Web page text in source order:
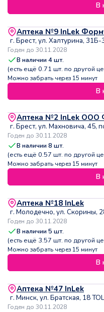
В
Аптека №9 InLek
г. Брест, ул. Халтурина, 31Б-
Годен до 30.11.2028
В наличии4шт.
(есть ещё 0.71 шт. по другой
Можно забрать через 15 минут
В
Аптека №2 InLek ООО
г. Брест, ул. Махновича, 45,
Годен до 30.11.2028
В наличии8 шт.
(есть ещё 0.57 шт. по другой
Можно забрать через 15 минут
В
Аптека №18 InLek
г. Молодечно, ул. Скорины,
Годен до 30.11.2028
В наличии5 шт.
(есть ещё 3.57 шт. по другой
Можно забрать через 15 минут
В
Аптека №47 InLek
г. Минск, ул. Братская, 18
Годен до 30.11.2028